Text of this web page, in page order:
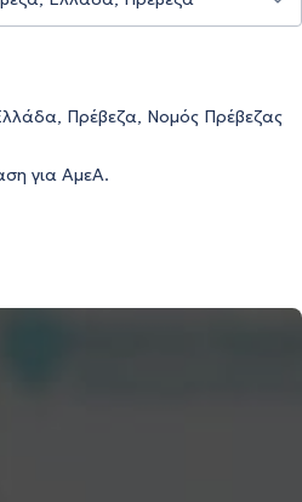
Πρέβεζα, Νομός Πρέβεζας
για ΑμεΑ.